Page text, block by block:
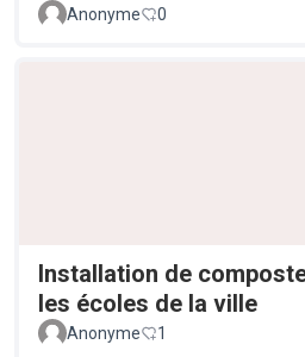
Anonyme
0
Installation de
les écoles de la ville
Anonyme 1